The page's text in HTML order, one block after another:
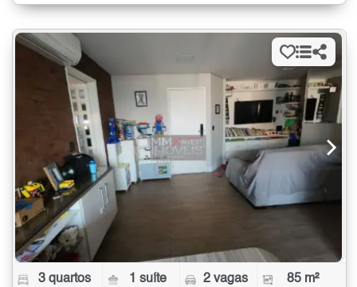
3 quartos 1 suíte 2 vagas 85 m²